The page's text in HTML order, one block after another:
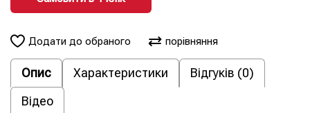
Додати до обраного порівняння
Опис Характеристики
Відгуків (0)
Відео